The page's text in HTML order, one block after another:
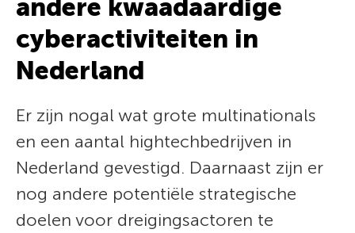
andere kwaadaardige
cyberactiviteiten in
Nederland
Er zijn nogal wat grote multinationals
en een aantal hightechbedrijven in
Nederland gevestigd. Daarnaast zijn er
nog andere potentiële strategische
doelen voor dreigingsactoren te